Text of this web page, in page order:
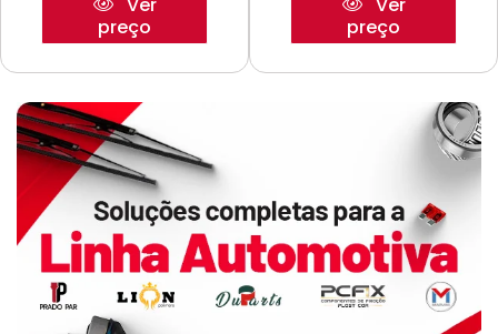
Ver
preço
Ver
preço